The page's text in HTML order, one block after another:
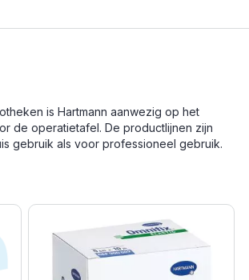
is Hartmann aanwezig op het
de operatietafel. De productlijnen zijn
gebruik als voor professioneel gebruik.